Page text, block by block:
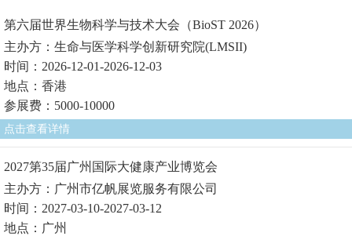
第六届世界生物科学与技术大会（BioST 2026）
主办方：生命与医学科学创新研究院(LMSII)
时间：2026-12-01-2026-12-03
地点：香港
参展费：5000-10000
点击查看详情
2027第35届广州国际大健康产业博览会
主办方：广州市亿帆展览服务有限公司
时间：2027-03-10-2027-03-12
地点：广州